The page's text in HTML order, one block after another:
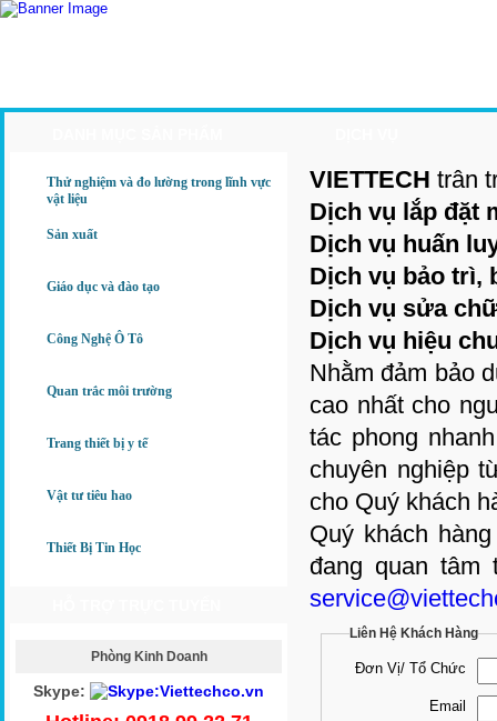
Thử nghiệm và đo lường trong lĩnh vực
vật liệu
Sản xuất
Giáo dục và đào tạo
Công Nghệ Ô Tô
Quan trắc môi trường
Trang thiết bị y tế
Vật tư tiêu hao
Thiết Bị Tin Học
Phòng Kinh Doanh
Skype:
VIETTECH trân
Dịch vụ lắp đặt
Dịch vụ huấn
Dịch vụ bảo trì,
Dịch vụ sửa
Dịch vụ hiệu
Nhằm đảm bảo
cao nhất cho
tác phong
chuyên nghiệp
cho Quý khách
Quý khách
đang quan
Liên Hệ Khách Hàng
Đơn Vị/ Tổ Chức
Email